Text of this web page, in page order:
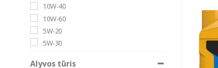
10W-40
10W-60
5W-20
5W-30
Alyvos tūris